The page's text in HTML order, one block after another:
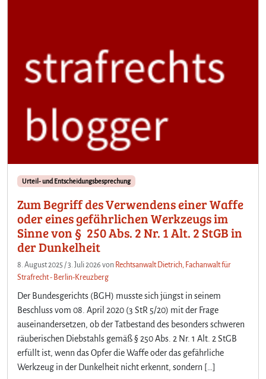
Urteil- und Entscheidungsbesprechung
Zum Begriff des Verwendens einer Waffe
oder eines gefährlichen Werkzeugs im
Sinne von § 250 Abs. 2 Nr. 1 Alt. 2 StGB in
der Dunkelheit
8. August 2025 /3. Juli 2026 von Rechtsanwalt Dietrich, Fachanwalt für
Strafrecht - Berlin-Kreuzberg
Der Bundesgerichts (BGH) musste sich jüngst in seinem
Beschluss vom 08. April 2020 (3 StR 5/20) mit der Frage
auseinandersetzen, ob der Tatbestand des besonders schweren
räuberischen Diebstahls gemäß § 250 Abs. 2 Nr. 1 Alt. 2 StGB
erfüllt ist, wenn das Opfer die Waffe oder das gefährliche
Werkzeug in der Dunkelheit nicht erkennt, sondern […]